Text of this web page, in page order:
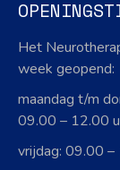
opens
in
new
opens
new
Het
week geopend:
maandag t/m
09.00 – 12.00
vrijdag: 09.00 –